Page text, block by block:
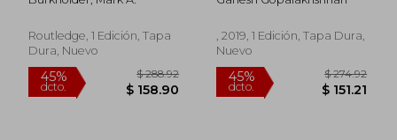
45%
dcto. $ 320.94 dcto. $
Routledge, 1 Edición, Tapa
Dura, Nuevo
Perspective (en
, 2019, 1 Edición, Tapa Dura,
Nuevo